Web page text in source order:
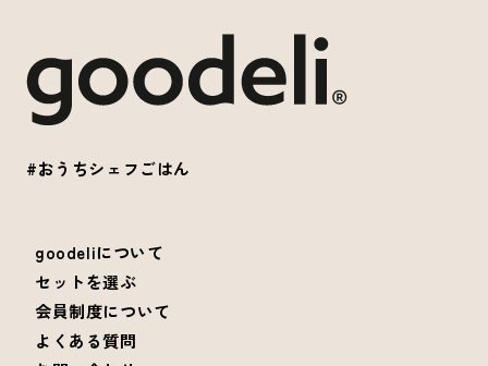
#おうちシェフごはん
goodeliについて
セットを選ぶ
会員制度について
よくある質問